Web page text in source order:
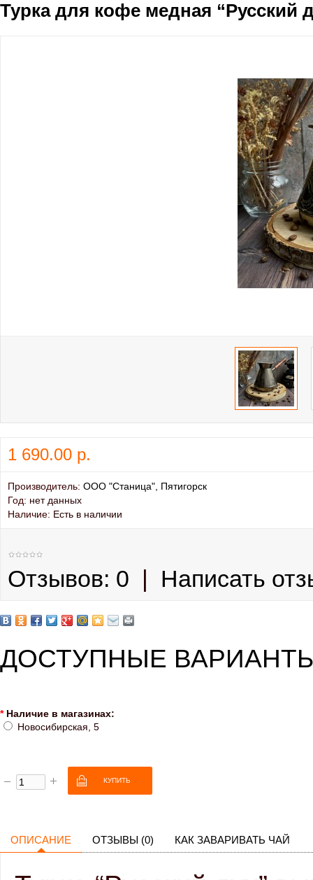
Турка для кофе медная “Русский
1 690.00 р.
Производитель: ООО "Станица", Пятигорск
Год: нет данных
Наличие: Есть в наличии
Отзывов: 0 | Написать
ДОСТУПНЫЕ
* Наличие в магазинах:
Новосибирская, 5
ОПИСАНИЕ ОТЗЫВЫ (0) КАК ЗАВАРИВАТЬ ЧАЙ